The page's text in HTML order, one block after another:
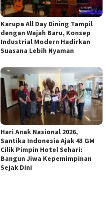
Karupa All Day Dining Tampil
dengan Wajah Baru, Konsep
Industrial Modern Hadirkan
Suasana Lebih Nyaman
Hari Anak Nasional 2026,
Santika Indonesia Ajak 43 GM
Cilik Pimpin Hotel Sehari:
Bangun Jiwa Kepemimpinan
Sejak Dini